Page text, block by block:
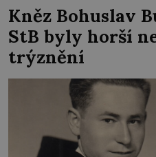
Kněz Bohuslav
StB byly horší
trýznění